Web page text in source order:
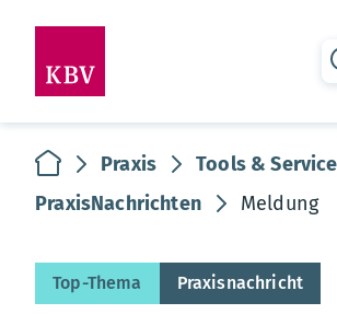
zur Startseite
Praxis
Tools &
PraxisNachrichten
Meldung
Top-Thema Praxisnachricht